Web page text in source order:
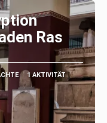
Ras
1 AKTIVITÄT